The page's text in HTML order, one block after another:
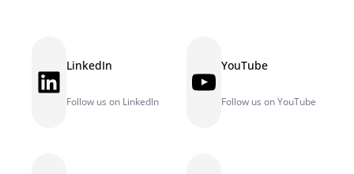
LinkedIn LinkedIn
Follow us on LinkedIn
YouTube YouTube
Follow us on YouTube